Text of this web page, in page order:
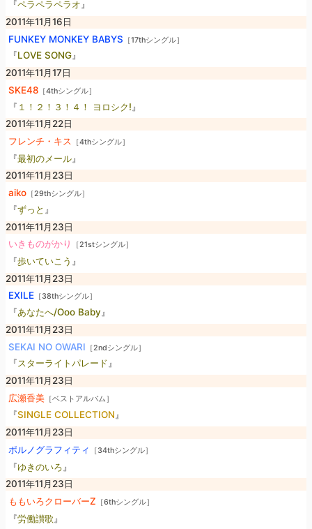
『ペラペラペラオ』
2011年11月16日
FUNKEY MONKEY BABYS
［17thシングル］
『LOVE SONG』
2011年11月17日
SKE48 ［4thシングル］
『 １！２！３！４！ ヨロシク! 』
2011年11月22日
フレンチ・キス
［4thシングル］
『最初のメール』
2011年11月23日
aiko ［29thシングル］
『ずっと 』
2011年11月23日
いきものがかり
［21stシングル］
『歩いていこう 』
2011年11月23日
EXILE ［38thシングル］
『あなたへ/Ooo Baby 』
2011年11月23日
SEKAI NO OWARI
［2ndシングル］
『スターライトパレード』
2011年11月23日
広瀬香美 ［ベストアルバム］
『SINGLE COLLECTION』
2011年11月23日
ポルノグラフィティ
［34thシングル］
『ゆきのいろ 』
2011年11月23日
ももいろクローバーZ
［6thシングル］
『労働讃歌 』